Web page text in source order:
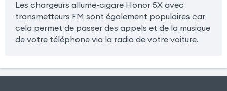
Les chargeurs allume-cigare Honor 5X avec
transmetteurs FM sont également populaires car
cela permet de passer des appels et de la musique
de votre téléphone via la radio de votre voiture.